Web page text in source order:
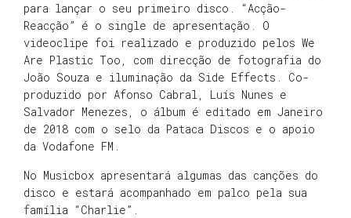
para lançar o seu primeiro disco. “Acção-
Reacção” é o single de apresentação. O
videoclipe foi realizado e produzido pelos We
Are Plastic Too, com direcção de fotografia do
João Souza e iluminação da Side Effects. Co-
produzido por Afonso Cabral, Luís Nunes e
Salvador Menezes, o álbum é editado em Janeiro
de 2018 com o selo da Pataca Discos e o apoio
da Vodafone FM.
No Musicbox apresentará algumas das canções do
disco e estará acompanhado em palco pela sua
família “Charlie”.